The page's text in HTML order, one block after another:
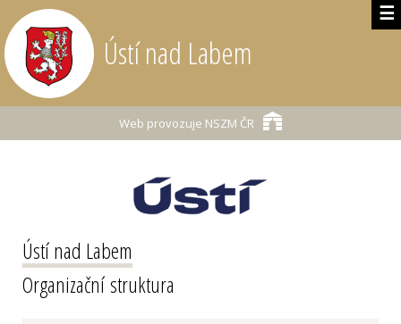
☰
Ústí nad Labem
Web provozuje NSZM ČR
Ústí nad Labem
Organizační struktura